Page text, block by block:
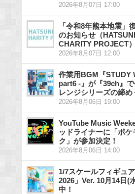
2026年8月07日 17:00
「令和8年熊本地震」
のお知らせ（
CHARITY PROJECT）
2026年8月07日 12:00
作業用BGM『STUDY
part6 -』が『39ch』
レンジシリーズの締め
2026年8月06日 19:00
YouTube Music
ッドライナーに「ポケ
ク」が参加決定！
2026年8月06日 14:00
1/7スケールフィギュ
2026」Ver. 10月14日(
中！